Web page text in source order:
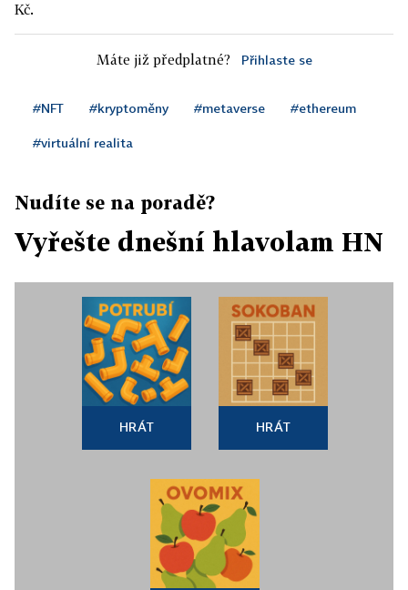
Kč.
Máte již předplatné? Přihlaste se
#NFT #kryptoměny #metaverse #ethereum
#virtuální realita
Nudíte se na poradě?
Vyřešte dnešní hlavolam HN
HRÁT HRÁT